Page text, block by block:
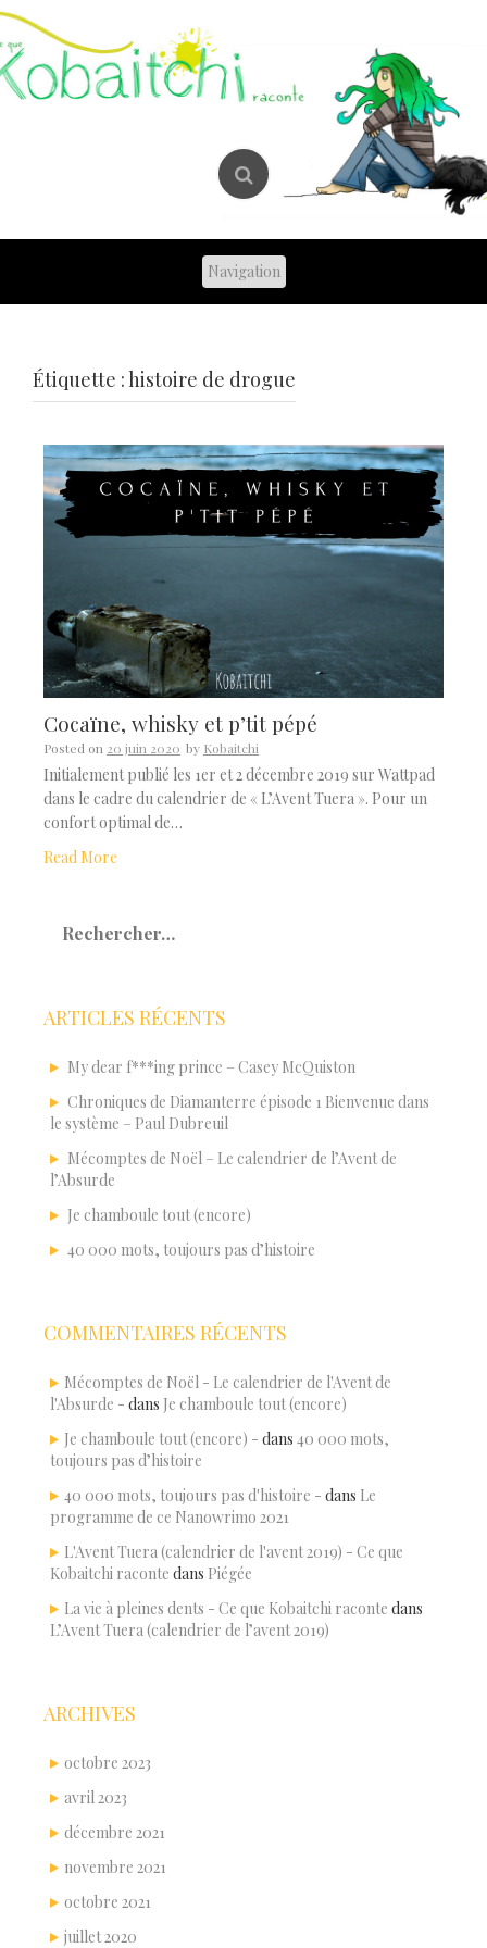
Skip
content
Étiquette :histoire de drogue
Cocaïne, whisky et p’tit pépé
Posted on 20 juin 2020 by Kobaitchi
Initialement publié les 1er et 2 décembre 2019 sur Wattpad
dans le cadre du calendrier de « L’Avent Tuera ». Pour un
confort optimal de…
Read More
ARTICLES RÉCENTS
My dear f***ing prince – Casey McQuiston
Chroniques de Diamanterre épisode 1 Bienvenue dans
le système – Paul Dubreuil
Mécomptes de Noël – Le calendrier de l’Avent de
l’Absurde
Je chamboule tout (encore)
40 000 mots, toujours pas d’histoire
COMMENTAIRES RÉCENTS
Mécomptes de Noël - Le calendrier de l'Avent de
l'Absurde - dans Je chamboule tout (encore)
Je chamboule tout (encore) - dans 40 000 mots,
toujours pas d’histoire
40 000 mots, toujours pas d'histoire - dans Le
programme de ce Nanowrimo 2021
L'Avent Tuera (calendrier de l'avent 2019) - Ce que
Kobaitchi raconte dans Piégée
La vie à pleines dents - Ce que Kobaitchi raconte dans
L’Avent Tuera (calendrier de l’avent 2019)
ARCHIVES
octobre 2023
avril 2023
décembre 2021
novembre 2021
octobre 2021
juillet 2020